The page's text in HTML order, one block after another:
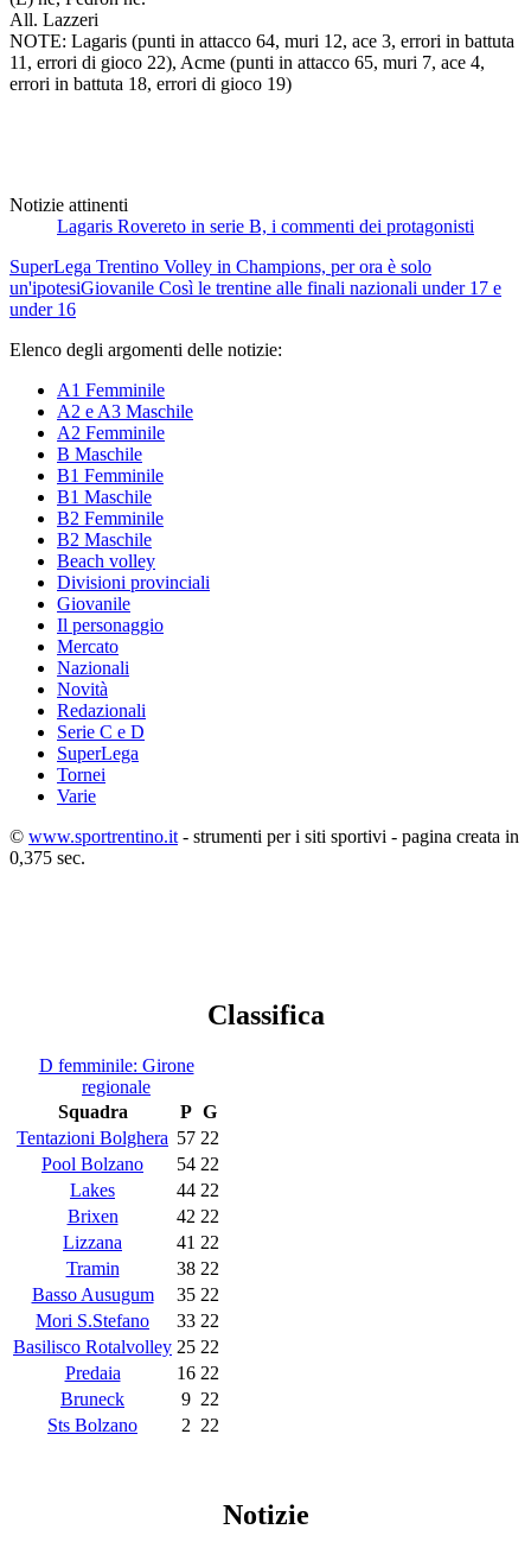
All. Lazzeri
NOTE: Lagaris (punti in attacco 64, muri 12, ace 3, errori in battuta
11, errori di gioco 22), Acme (punti in attacco 65, muri 7, ace 4,
errori in battuta 18, errori di gioco 19)
Notizie attinenti
Lagaris Rovereto in serie B, i commenti dei protagonisti
SuperLega Trentino Volley in Champions, per ora è solo
un'ipotesiGiovanile Così le trentine alle finali nazionali under 17 e
under 16
Elenco degli argomenti delle notizie:
A1 Femminile
A2 e A3 Maschile
A2 Femminile
B Maschile
B1 Femminile
B1 Maschile
B2 Femminile
B2 Maschile
Beach volley
Divisioni provinciali
Giovanile
Il personaggio
Mercato
Nazionali
Novità
Redazionali
Serie C e D
SuperLega
Tornei
Varie
© www.sportrentino.it- strumenti per i siti sportivi - pagina creata in
0,375 sec.
Classifica
D femminile: Girone
regionale
Squadra
P G
Tentazioni Bolghera 57 22
Pool Bolzano
54 22
Lakes
44 22
Brixen
42 22
Lizzana
41 22
Tramin
38 22
Basso Ausugum
35 22
Mori S.Stefano
33 22
Basilisco Rotalvolley 25 22
Predaia
16 22
Bruneck
9 22
Sts Bolzano
2 22
Notizie